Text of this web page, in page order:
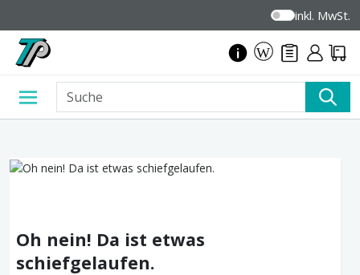
inkl. MwSt.
Oh nein! Da ist etwas
schiefgelaufen.